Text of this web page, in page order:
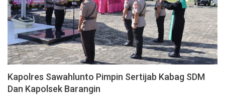
Kapolres Sawahlunto Pimpin Sertijab Kabag SDM
Dan Kapolsek Barangin